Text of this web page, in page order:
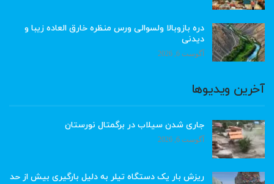
دره بازوبالا ولسوالی ورس منظره خارق العاده زیبا و
دیدنی
آگوست 6, 2026
آخرین ویدیوها
جاری شدن سیلاب در برگمتال نورستان
آگوست 6, 2026
ریزش بار یک دستگاه تیلر به دلیل بارگیری بیش از حد